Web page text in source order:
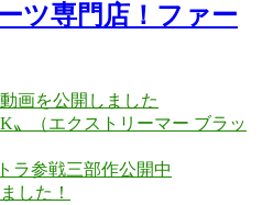
ツ専門店！ファー
画を公開しました
〟（エクストリーマー ブラッ
ラ参戦三部作公開中
した！